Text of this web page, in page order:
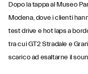
Dopo la tappa al Museo
Modena, dove i clienti
test drive e hot laps a
tra cui GT2 Stradale e
scarico ad esaltarne il